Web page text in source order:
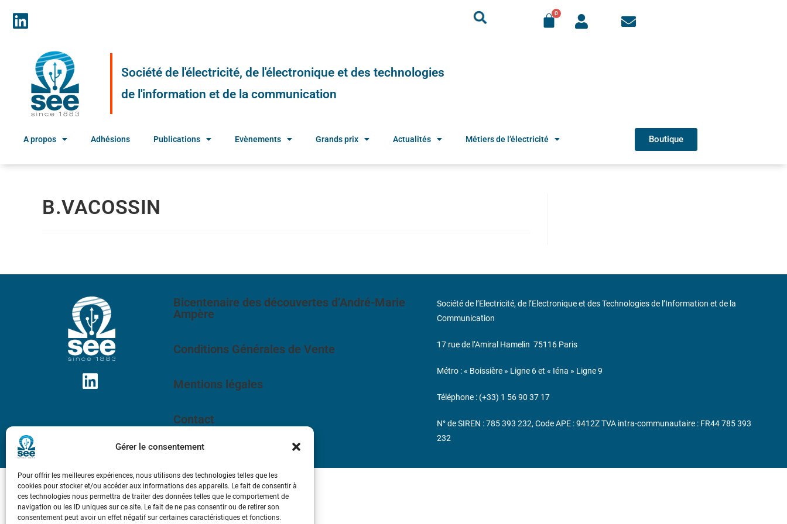
Gérer le consentement
Pour offrir les meilleures expériences, nous utilisons des technologies telles que les
cookies pour stocker et/ou accéder aux informations des appareils. Le fait de consentir à
ces technologies nous permettra de traiter des données telles que le comportement de
navigation ou les ID uniques sur ce site. Le fait de ne pas consentir ou de retirer son
consentement peut avoir un effet négatif sur certaines caractéristiques et fonctions.
Société de l'électricité, de l'électronique et des technologies
de l'information et de la communication
A propos Adhésions Publications Evènements Grands prix Actualités Métiers de l’électricité Boutique
B.VACOSSIN
Bicentenaire des découvertes d’André-Marie
Ampère
Conditions Générales de Vente
Mentions légales
Contact
Société de l’Electricité, de l’Electronique et des Technologies de l’Information et de la
Communication
17 rue de l’Amiral Hamelin 75116 Paris
Métro : « Boissière » Ligne 6 et « Iéna » Ligne 9
Téléphone : (+33) 1 56 90 37 17
N° de SIREN : 785 393 232, Code APE : 9412Z TVA intra-communautaire : FR44 785 393
232